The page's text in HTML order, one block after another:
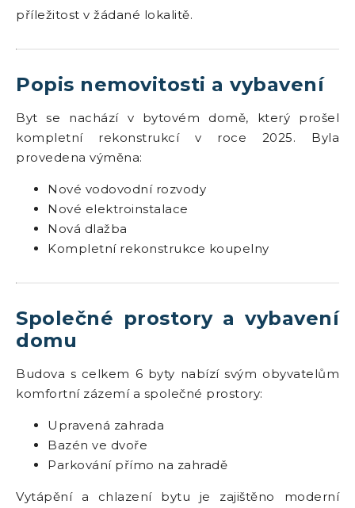
příležitost v žádané lokalitě.
Popis nemovitosti a vybavení
Byt se nachází v bytovém domě, který prošel
kompletní rekonstrukcí v roce 2025. Byla
provedena výměna:
Nové vodovodní rozvody
Nové elektroinstalace
Nová dlažba
Kompletní rekonstrukce koupelny
Společné prostory a vybavení
domu
Budova s celkem 6 byty nabízí svým obyvatelům
komfortní zázemí a společné prostory:
Upravená zahrada
Bazén ve dvoře
Parkování přímo na zahradě
Vytápění a chlazení bytu je zajištěno moderní